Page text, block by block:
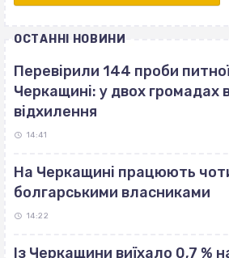
ОСТАННІ НОВИНИ
Перевірили 144 проби
Черкащині: у двох громадах
відхилення
14:41
На Черкащині працюють
болгарськими власниками
14:22
Із Черкащини виїхало 0,7 %